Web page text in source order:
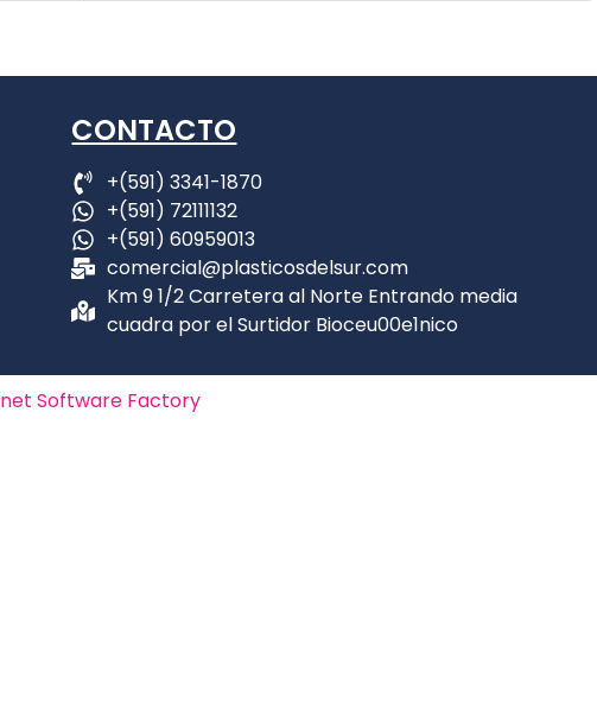
CONTACTO
+(591) 3341-1870
+(591) 72111132
+(591) 60959013
comercial@plasticosdelsur.com
Km 9 1/2 Carretera al Norte Entrando media
cuadra por el Surtidor Bioceu00e1nico
Software Factory